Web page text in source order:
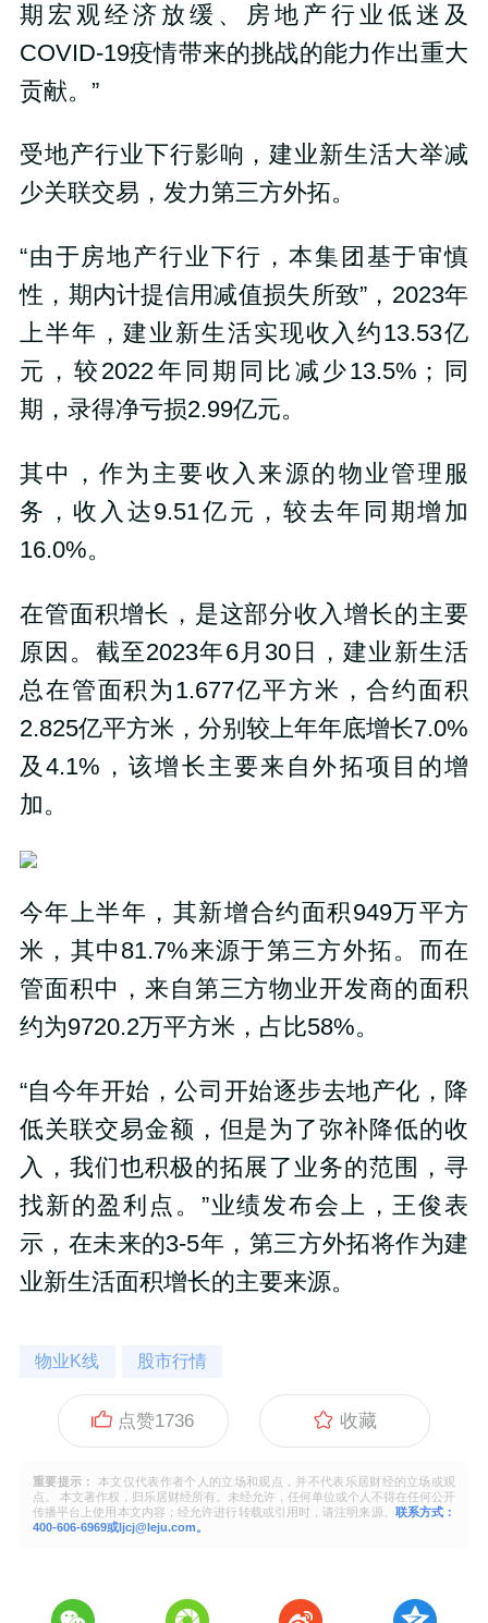
期宏观经济放缓、房地产行业低迷及
COVID-19疫情带来的挑战的能力作出重大
贡献。”
受地产行业下行影响，建业新生活大举减
少关联交易，发力第三方外拓。
“由于房地产行业下行，本集团基于审慎
性，期内计提信用减值损失所致”，2023年
上半年，建业新生活实现收入约13.53亿
元，较2022年同期同比减少13.5%；同
期，录得净亏损2.99亿元。
其中，作为主要收入来源的物业管理服
务，收入达9.51亿元，较去年同期增加
16.0%。
在管面积增长，是这部分收入增长的主要
原因。截至2023年6月30日，建业新生活
总在管面积为1.677亿平方米，合约面积
2.825亿平方米，分别较上年年底增长7.0%
及4.1%，该增长主要来自外拓项目的增
加。
今年上半年，其新增合约面积949万平方
米，其中81.7%来源于第三方外拓。而在
管面积中，来自第三方物业开发商的面积
约为9720.2万平方米，占比58%。
“自今年开始，公司开始逐步去地产化，降
低关联交易金额，但是为了弥补降低的收
入，我们也积极的拓展了业务的范围，寻
找新的盈利点。”业绩发布会上，王俊表
示，在未来的3-5年，第三方外拓将作为建
业新生活面积增长的主要来源。
物业K线 股市行情
点赞1736 收藏
重要提示：
本文仅代表作者个人的立场和观点，并不代表乐居财经的立场或观
点。 本文著作权，归乐居财经所有。未经允许，任何单位或个人不得在任何公开
传播平台上使用本文内容；经允许进行转载或引用时，请注明来源。 联系方式：
400-606-6969或ljcj@leju.com。